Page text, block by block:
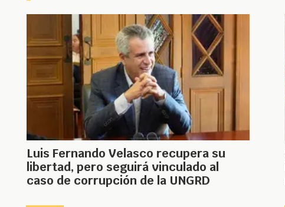
Luis Fernando Velasco recupera su
libertad, pero seguirá vinculado al
caso de corrupción de la UNGRD